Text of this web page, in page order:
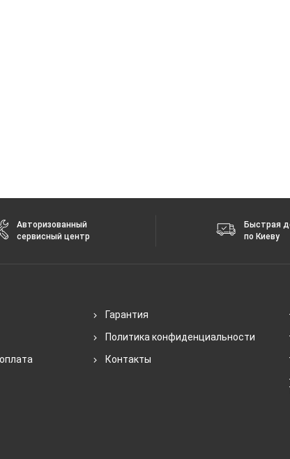
Авторизованный
сервисный центр
Быстрая
по Киеву
Гарантия
Политика конфиденциальности
Контакты